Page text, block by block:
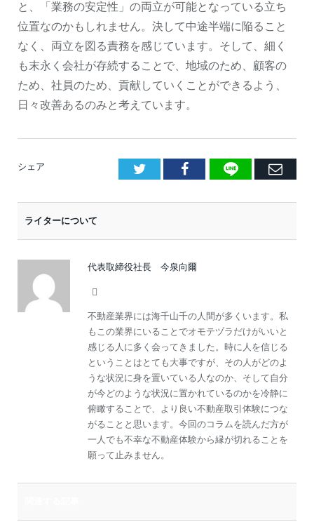
と、「業務の安定性」の両立が可能となっている立ち
位置なのかもしれません。決して中途半端に陥ること
なく、両立を図る責務を感じています。そして、細く
も末永く会社が存続することで、地域のため、顧客の
ため、社員のため、貢献していくことができるよう、
日々改善あるのみと考えています。
シェア Facebook
LINE
E
ライターについて
代表取締役社長 今泉向爾
不動産業界には海千山千の人間が多くいます。私
もこの業界にいることでオモテヅラだけがいいと
感じる人に多く会ってきました。時に人を信じる
ということはとても大事ですが、その人がどのよ
うな状況に身を置いている人なのか、そして自分
が今どのような状況に置かれているのかを冷静に
俯瞰することで、より良い不動産取引体験につな
がることと思います。今回のコラムを読んだ方が
一人でも不幸な不動産体験から縁が切れることを
願って止みません。